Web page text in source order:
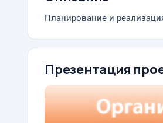
Планирование и
Презентация